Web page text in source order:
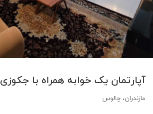
آپارتمان یک خوابه همراه با جکوزی
مازندران، چالوس